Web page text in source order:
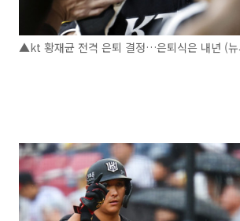
▲kt 황재균 전격 은퇴 결정…은퇴식은 내년 (뉴